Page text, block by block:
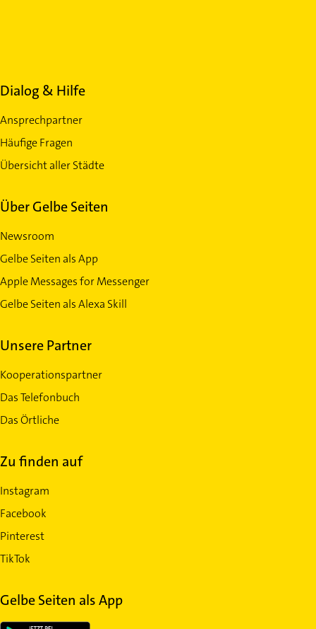
Dialog & Hilfe
Ansprechpartner
Häufige Fragen
Übersicht aller Städte
Über Gelbe Seiten
Newsroom
Gelbe Seiten als App
Apple Messages for Messenger
Gelbe Seiten als Alexa Skill
Unsere Partner
Kooperationspartner
Das Telefonbuch
Das Örtliche
Zu finden auf
Instagram
Facebook
Pinterest
TikTok
Gelbe Seiten als App